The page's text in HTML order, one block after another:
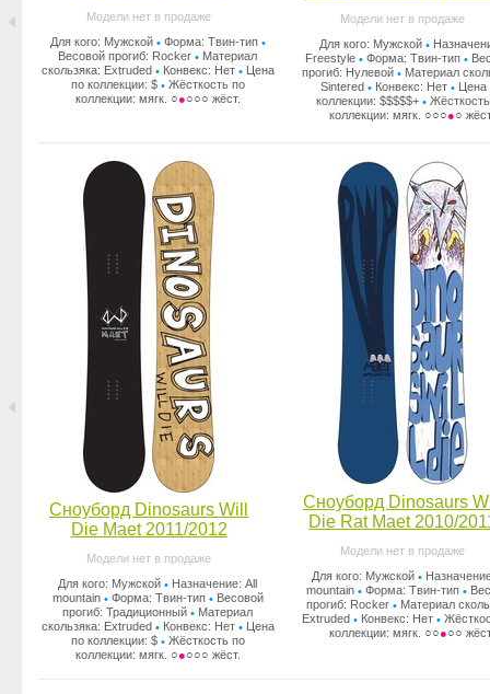
Модели нет в продаже
Для кого: Мужской• Форма: Твин-тип•
Весовой прогиб: Rocker • Материал
скользяка: Extruded • Конвекс: Нет• Цена
по коллекции: $• Жёсткость по
коллекции: мягк. ○●○○○ жёст.
Модели нет в продаже
Для кого: Мужской •
Freestyle• Форма: Твин-тип•
прогиб: Нулевой• Материал
Sintered • Конвекс: Нет• Цена
коллекции: $$$$$+ •
коллекции: мягк. ○○○●○
Сноуборд Dinosaurs Will
Die Maet 2011/2012
Модели нет в продаже
Для кого: Мужской • Назначение: All
mountain• Форма: Твин-тип• Весовой
прогиб: Традиционный • Материал
скользяка: Extruded• Конвекс: Нет•
Цена
по коллекции: $• Жёсткость по
коллекции: мягк. ○●○○○ жёст.
Сноуборд Dinosaurs
Die Rat Maet 2010/
Модели нет в продаже
Для кого: Мужской •
mountain• Форма: Твин-тип•
прогиб: Rocker• Материал
Extruded • Конвекс: Нет •
коллекции: мягк. ○○●○○